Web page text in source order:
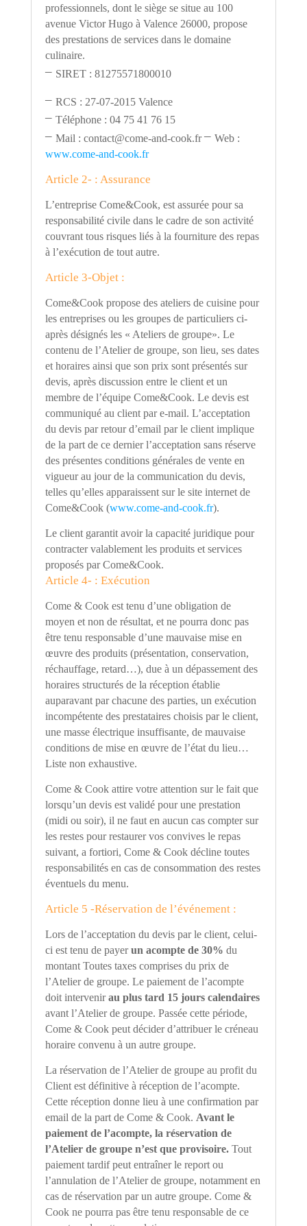
professionnels, dont le siège se situe au 100
avenue Victor Hugo à Valence 26000, propose
des prestations de services dans le domaine
culinaire.
– SIRET : 81275571800010
– RCS : 27-07-2015 Valence
– Téléphone : 04 75 41 76 15
– Mail : contact@come-and-cook.fr– Web :
www.come-and-cook.fr
Article 2- : Assurance
L’entreprise Come&Cook, est assurée pour sa
responsabilité civile dans le cadre de son activité
couvrant tous risques liés à la fourniture des repas
à l’exécution de tout autre.
Article 3-Objet :
Come&Cook propose des ateliers de cuisine pour
les entreprises ou les groupes de particuliers ci-
après désignés les « Ateliers de groupe». Le
contenu de l’Atelier de groupe, son lieu, ses dates
et horaires ainsi que son prix sont présentés sur
devis, après discussion entre le client et un
membre de l’équipe Come&Cook. Le devis est
communiqué au client par e-mail. L’acceptation
du devis par retour d’email par le client implique
de la part de ce dernier l’acceptation sans réserve
des présentes conditions générales de vente en
vigueur au jour de la communication du devis,
telles qu’elles apparaissent sur le site internet de
Come&Cook (www.come-and-cook.fr).
Le client garantit avoir la capacité juridique pour
contracter valablement les produits et services
proposés par Come&Cook.
Article 4- : Exécution
Come & Cook est tenu d’une obligation de
moyen et non de résultat, et ne pourra donc pas
être tenu responsable d’une mauvaise mise en
œuvre des produits (présentation, conservation,
réchauffage, retard…), due à un dépassement des
horaires structurés de la réception établie
auparavant par chacune des parties, un exécution
incompétente des prestataires choisis par le client,
une masse électrique insuffisante, de mauvaise
conditions de mise en œuvre de l’état du lieu…
Liste non exhaustive.
Come & Cook attire votre attention sur le fait que
lorsqu’un devis est validé pour une prestation
(midi ou soir), il ne faut en aucun cas compter sur
les restes pour restaurer vos convives le repas
suivant, a fortiori, Come & Cook décline toutes
responsabilités en cas de consommation des restes
éventuels du menu.
Article 5 -Réservation de l’événement :
Lors de l’acceptation du devis par le client, celui-
ci est tenu de payerun acompte de 30% du
montant Toutes taxes comprises du prix de
l’Atelier de groupe. Le paiement de l’acompte
doit intervenirau plus tard 15 jours calendaires
avant l’Atelier de groupe. Passée cette période,
Come & Cook peut décider d’attribuer le créneau
horaire convenu à un autre groupe.
La réservation de l’Atelier de groupe au profit du
Client est définitive à réception de l’acompte.
Cette réception donne lieu à une confirmation par
email de la part de Come & Cook. Avant le
paiement de l’acompte, la réservation de
l’Atelier de groupe n’est que provisoire. Tout
paiement tardif peut entraîner le report ou
l’annulation de l’Atelier de groupe, notamment en
cas de réservation par un autre groupe. Come &
Cook ne pourra pas être tenu responsable de ce